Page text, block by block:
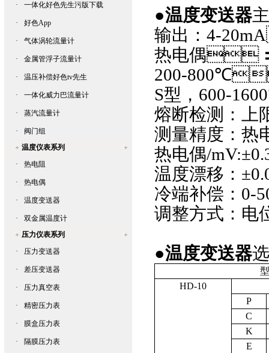
· 一体化好色先生污版下载
· 好色App
· 气体涡轮流量计
· 金属管浮子流量计
· 温压补偿好色tv先生
· 一体化威力巴流量计
· 蒸汽流量计
·
阀门组
温度仪表系列
·
热电阻
· 热电偶
· 温度变送器
·
双金属温度计
压力仪表系列
·
压力变送器
· 差压变送器
· 压力真空表
· 精密压力表
· 膜盒压力表
· 隔膜压力表
●温度变送器
输出： 4-20mA
热电偶
200-800
S型， 600-1600
熔断检测：
测量精度： 热
热电偶/mV:±
温度漂移：±
冷端补偿： 0-
调整方式：
●温度变送器
HD-10
P
C
K
E